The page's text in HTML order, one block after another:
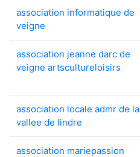
association informatique de
veigne
association jeanne darc de
veigne artscultureloisirs
association locale admr de la
vallee de lindre
association mariepassion